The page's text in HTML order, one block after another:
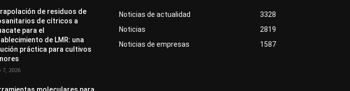
de residuos de
de cítricos a
para el
de LMR: una
práctica para cultivos
7, 2026
Noticias de actualidad
3328
Noticias
2819
Noticias de empresas
1587